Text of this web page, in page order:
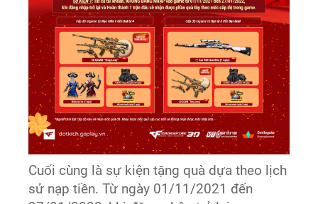
Cuối cùng là sự kiện tặng quà dựa theo lịch
sử nạp tiền. Từ ngày 01/11/2021 đến